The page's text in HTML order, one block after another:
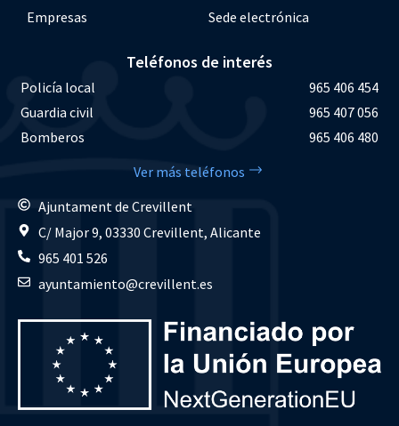
Empresas
Sede electrónica
Teléfonos de interés
Policía local
965 406 454
Guardia civil
965 407 056
Bomberos
965 406 480
Ver más teléfonos
Ajuntament de Crevillent
C/ Major 9, 03330 Crevillent, Alicante
965 401 526
ayuntamiento@crevillent.es